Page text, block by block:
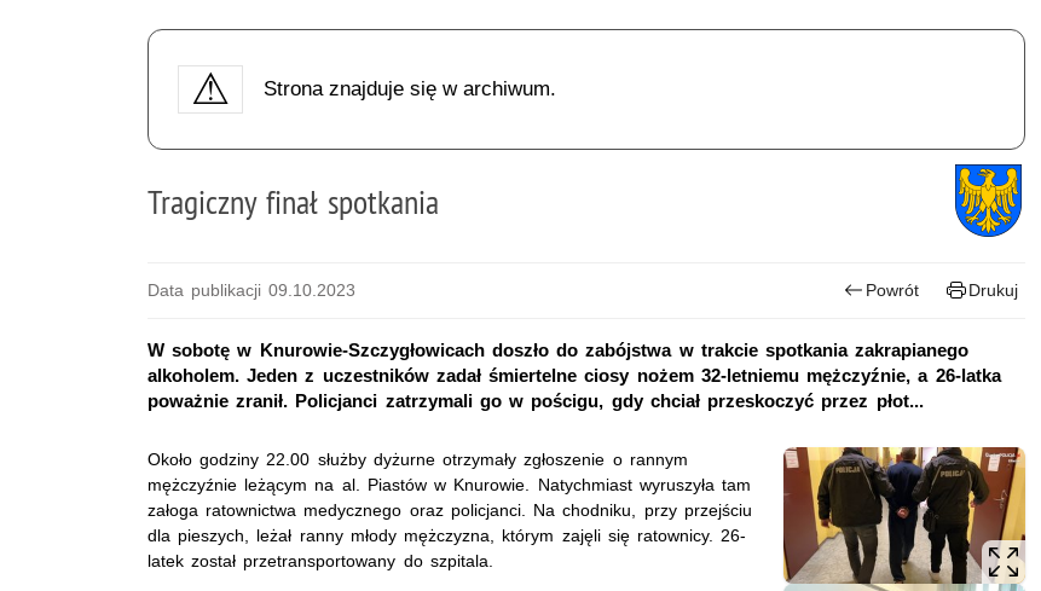
Strona znajduje się w archiwum.
Tragiczny finał spotkania
Data publikacji 09.10.2023 Powrót Drukuj
W sobotę w Knurowie-Szczygłowicach doszło do zabójstwa w trakcie spotkania zakrapianego
alkoholem. Jeden z uczestników zadał śmiertelne ciosy nożem 32-letniemu mężczyźnie, a 26-latka
poważnie zranił. Policjanci zatrzymali go w pościgu, gdy chciał przeskoczyć przez płot...
Około godziny 22.00 służby dyżurne otrzymały zgłoszenie o rannym
mężczyźnie leżącym na al. Piastów w Knurowie. Natychmiast wyruszyła tam
załoga ratownictwa medycznego oraz policjanci. Na chodniku, przy przejściu
dla pieszych, leżał ranny młody mężczyzna, którym zajęli się ratownicy. 26-
latek został przetransportowany do szpitala.